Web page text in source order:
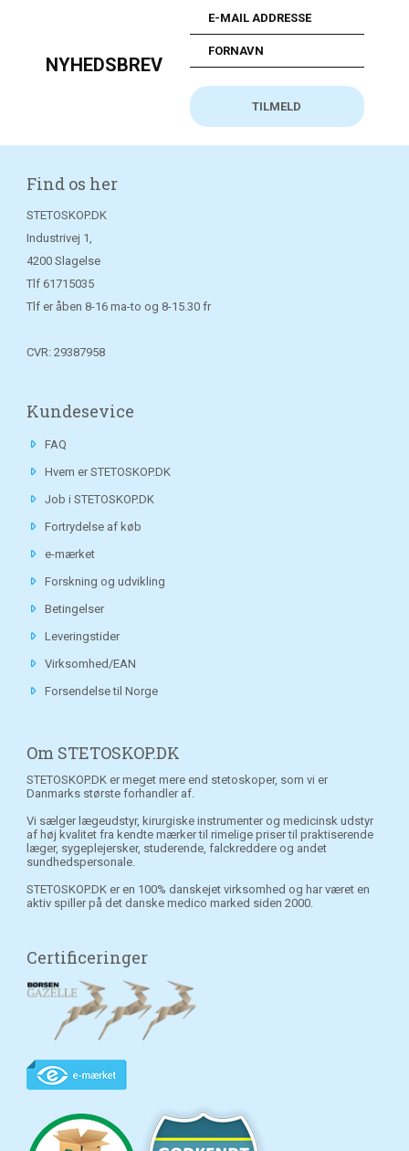
NYHEDSBREV
Find os her
STETOSKOP.DK
Industrivej 1,
4200 Slagelse
Tlf 61715035
Tlf er åben 8-16 ma-to og 8-15.30 fr
CVR: 29387958
Kundesevice
FAQ
Hvem er STETOSKOP.DK
Job i STETOSKOP.DK
Fortrydelse af køb
e-mærket
Forskning og udvikling
Betingelser
Leveringstider
Virksomhed/EAN
Forsendelse til Norge
Om STETOSKOP.DK
STETOSKOP.DK er meget mere end stetoskoper, som vi er
Danmarks største forhandler af.
Vi sælger lægeudstyr, kirurgiske instrumenter og medicinsk udstyr
af høj kvalitet fra kendte mærker til rimelige priser til praktiserende
læger, sygeplejersker, studerende, falckreddere og andet
sundhedspersonale.
STETOSKOP.DK er en 100% danskejet virksomhed og har været en
aktiv spiller på det danske medico marked siden 2000.
Certificeringer